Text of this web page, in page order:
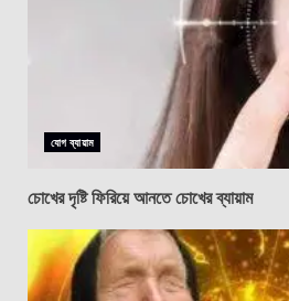
যোগ ব্যায়াম
চোখের দৃষ্টি ফিরিয়ে আনতে চোখের ব্যায়াম